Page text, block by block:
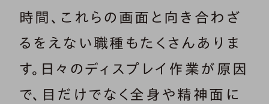
時間、これらの画面と向き合わざ
るをえない職種もたくさんありま
す。日々のディスプレイ作業が原因
で、目だけでなく全身や精神面に